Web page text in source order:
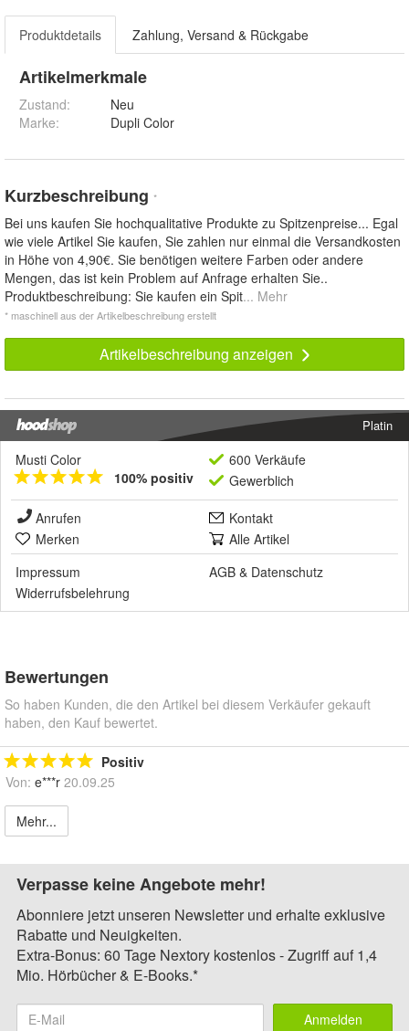
Produktdetails Zahlung, Versand & Rückgabe
Artikelmerkmale
Zustand:
Neu
Marke:
Dupli Color
Kurzbeschreibung *
Bei uns kaufen Sie hochqualitative Produkte zu Spitzenpreise... Egal
wie viele Artikel Sie kaufen, Sie zahlen nur einmal die Versandkosten
in Höhe von 4,90€. Sie benötigen weitere Farben oder andere
Mengen, das ist kein Problem auf Anfrage erhalten Sie..
Produktbeschreibung: Sie kaufen ein Spit... Mehr
* maschinell aus der Artikelbeschreibung erstellt
Artikelbeschreibung anzeigen
Platin
Musti Color
100% positiv
600 Verkäufe
Gewerblich
Anrufen
Kontakt
Merken
Alle Artikel
Impressum
AGB & Datenschutz
Widerrufsbelehrung
Bewertungen
So haben Kunden, die den Artikel bei diesem Verkäufer gekauft
haben, den Kauf bewertet.
Positiv
Von: e***r 20.09.25
Mehr...
Verpasse keine Angebote mehr!
Abonniere jetzt unseren Newsletter und erhalte exklusive
Rabatte und Neuigkeiten.
Extra-Bonus: 60 Tage Nextory kostenlos - Zugriff auf 1,4
Mio. Hörbücher & E-Books.*
Anmelden